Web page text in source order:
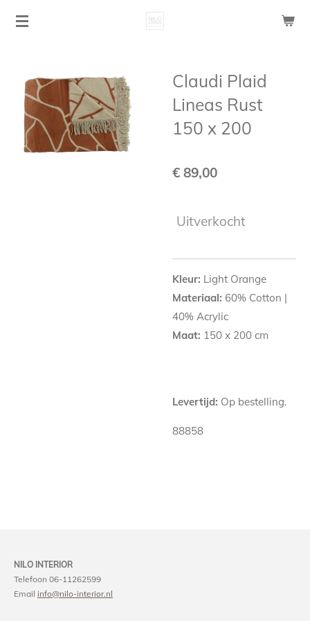
Ga
hoofdinhoud
Claudi Plaid
Lineas Rust
150 x 200
€ 89,00
Uitverkocht
Kleur: Light Orange
Materiaal: 60% Cotton |
40% Acrylic
Maat: 150 x 200 cm
Levertijd: Op bestelling.
88858
NILO INTERIOR
Telefoon 06-11262599
Email info@nilo-interior.nl